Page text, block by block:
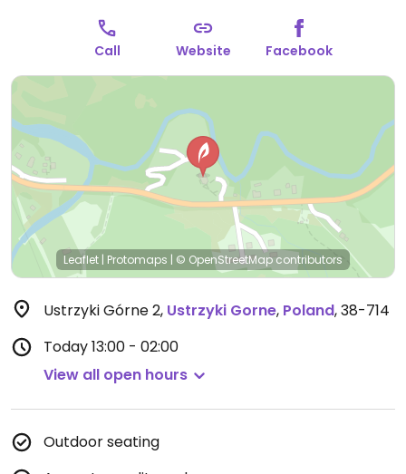
Call Website Facebook
Leaflet | Protomaps | © OpenStreetMapcontributors
Ustrzyki Górne 2, Ustrzyki Gorne, Poland,38-714
Today13:00 - 02:00
View all open hours
Outdoor seating